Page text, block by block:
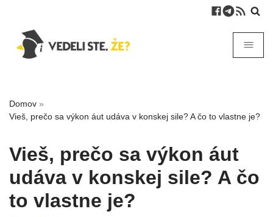
Domov »
Vieš, prečo sa výkon áut udáva v konskej sile? A čo to vlastne je?
Vieš, prečo sa výkon áut
udáva v konskej sile? A čo
to vlastne je?